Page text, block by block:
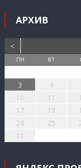
АРХИВ
<
ПН ВТ
3
4
10
11
17
18
24
25
31